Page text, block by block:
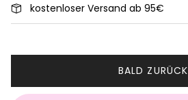
kostenloser Versand ab 95€
BALD ZURÜCK